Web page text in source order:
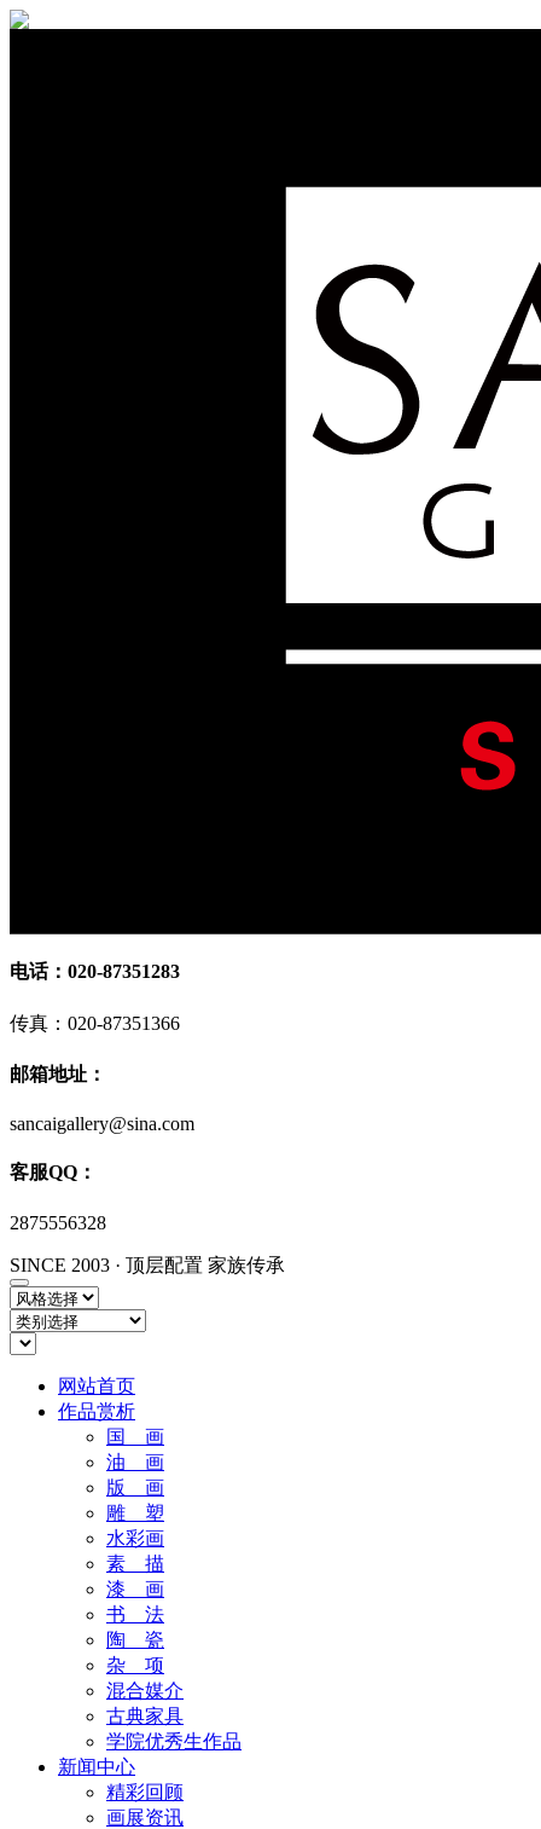
电话：020-87351283
传真：020-87351366
邮箱地址：
sancaigallery@sina.com
客服QQ：
2875556328
SINCE 2003 · 顶层配置 家族传承
网站首页
作品赏析
国 画
油 画
版 画
雕 塑
水彩画
素 描
漆 画
书 法
陶 瓷
杂 项
混合媒介
古典家具
学院优秀生作品
新闻中心
精彩回顾
画展资讯